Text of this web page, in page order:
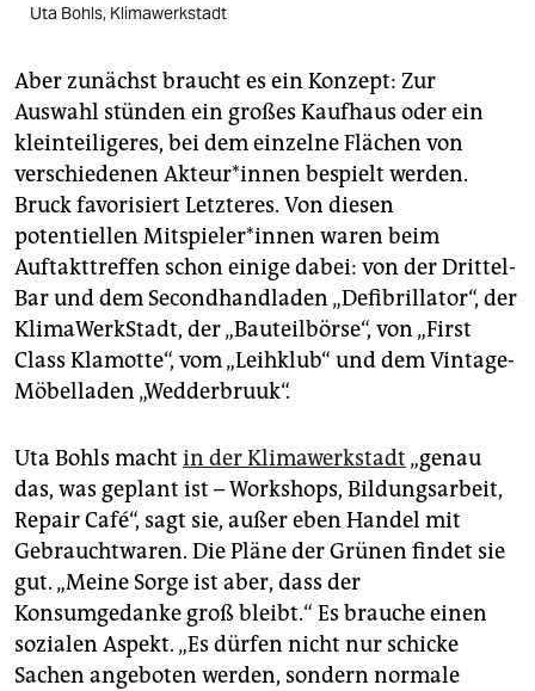
Uta Bohls, Klimawerkstadt
Aber zunächst braucht es ein Konzept: Zur
Auswahl stünden ein großes Kaufhaus oder ein
kleinteiligeres, bei dem einzelne Flächen von
verschiedenen Akteur*innen bespielt werden.
Bruck favorisiert Letzteres. Von diesen
potentiellen Mitspieler*innen waren beim
Auftakttreffen schon einige dabei: von der Drittel-
Bar und dem Secondhandladen „Defibrillator“, der
KlimaWerkStadt, der „Bauteilbörse“, von „First
Class Klamotte“, vom „Leihklub“ und dem Vintage-
Möbelladen „Wedderbruuk“.
Uta Bohls macht in der Klimawerkstadt „genau
das, was geplant ist – Workshops, Bildungsarbeit,
Repair Café“, sagt sie, außer eben Handel mit
Gebrauchtwaren. Die Pläne der Grünen findet sie
gut. „Meine Sorge ist aber, dass der
Konsumgedanke groß bleibt.“ Es brauche einen
sozialen Aspekt. „Es dürfen nicht nur schicke
Sachen angeboten werden, sondern normale